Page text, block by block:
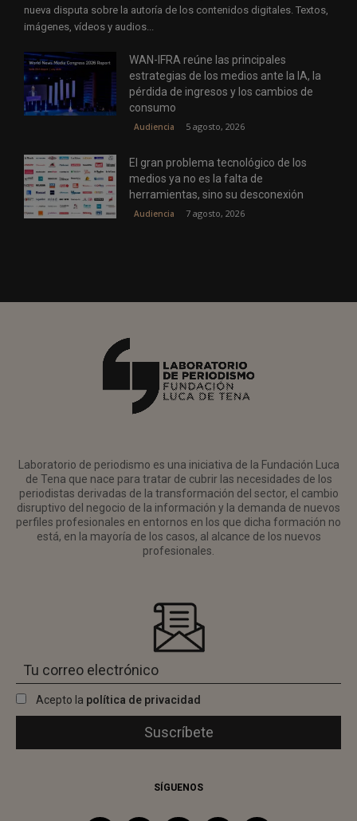
nueva disputa sobre la autoría de los contenidos digitales. Textos,
imágenes, vídeos y audios...
WAN-IFRA reúne las principales
estrategias de los medios ante la IA, la
pérdida de ingresos y los cambios de
consumo
Audiencia 5 agosto, 2026
El gran problema tecnológico de los
medios ya no es la falta de
herramientas, sino su desconexión
Audiencia 7 agosto, 2026
Laboratorio de periodismo es una iniciativa de la Fundación Luca
de Tena que nace para tratar de cubrir las necesidades de los
periodistas derivadas de la transformación del sector, el cambio
disruptivo del negocio de la información y la demanda de nuevos
perfiles profesionales en entornos en los que dicha formación no
está, en la mayoría de los casos, al alcance de los nuevos
profesionales.
Acepto la política de privacidad
SÍGUENOS